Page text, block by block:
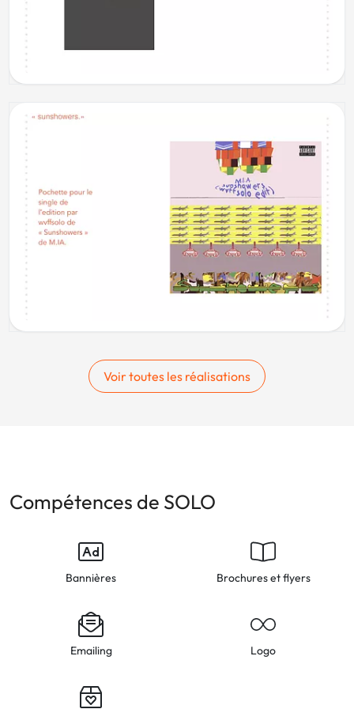
Voir toutes les réalisations
Compétences de SOLO
Bannières Brochures et flyers
Emailing Logo